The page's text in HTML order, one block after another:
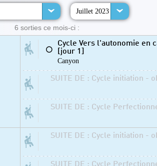
Juillet 2023
6 sorties ce mois-ci :
⚪
Cycle Vers l'autonomie en
[jour 1]
Canyon
SUITE DE : Cycle initiation -
SUITE DE : Cycle
SUITE DE : Cycle initiation -